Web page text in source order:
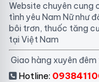
Website chuyên cung
tình yêu Nam Nữ như
bôi trơn, thuốc tăng
tại Việt Nam
Giao hàng xuyên
Hotline: